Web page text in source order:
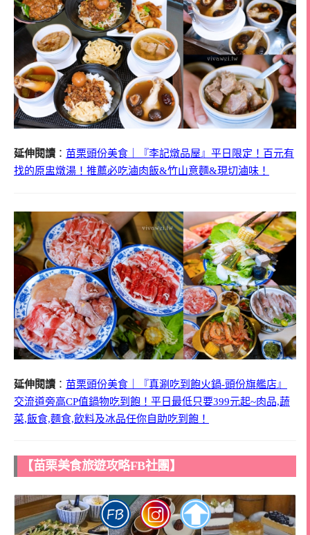
延伸閱讀 ： 苗栗頭份美食｜『李記燉品屋』平日限定！百元有
找的原盅燉湯！推薦必吃滷肉飯&竹山意麵&現切滷味！
延伸閱讀 ： 苗栗頭份美食｜『真涮吃到飽火鍋-頭份旗艦店』
交流道旁高CP值鍋物吃到飽！平日最低只要399元起~肉品,蔬
菜,飯食,麵食,飲料及冰品任你自助吃到飽！
【苗栗美食旅遊攻略FB社團】